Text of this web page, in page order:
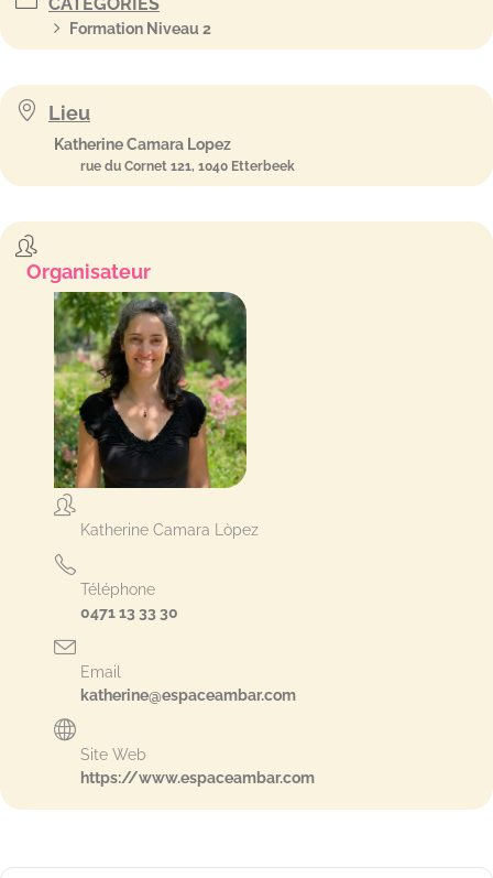
Formation Niveau 2
Lieu
Katherine Camara Lopez
rue du Cornet 121, 1040 Etterbeek
Organisateur
Katherine Camara Lòpez
Téléphone
0471 13 33 30
Email
katherine@espaceambar.com
Site Web
https://www.espaceambar.com